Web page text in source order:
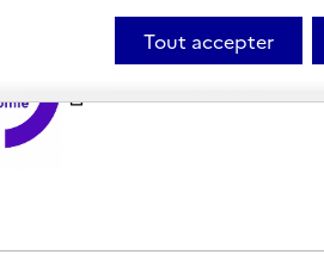
Tout accepter